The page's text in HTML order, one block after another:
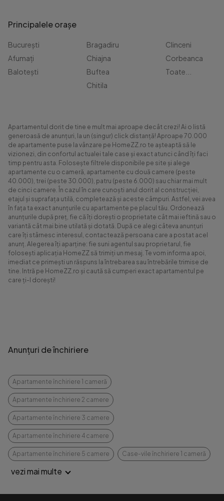
Principalele orașe
București
Afumați
Balotești
Bragadiru
Chiajna
Buftea
Chitila
Clinceni
Corbeanca
Toate...
Apartamentul dorit de tine e mult mai aproape decât crezi! Ai o listă
generoasă de anunțuri, la un (singur) click distanță! Aproape 70.000
de apartamente puse la vânzare pe HomeZZ.ro te așteaptă să le
vizionezi, din confortul actualei tale case și exact atunci când îți faci
timp pentru asta. Folosește filtrele disponibile pe site și alege
apartamente cu o cameră, apartamente cu două camere (peste
40.000), trei (peste 30.000), patru (peste 6.000) sau chiar mai mult
de cinci camere. În cazul în care cunoști anul dorit al construcției,
etajul și suprafața utilă, completează și aceste câmpuri. Astfel, vei avea
în fața ta exact anunțurile cu apartamente pe placul tău. Ordonează
anunțurile după preț, fie că îți dorești o proprietate cât mai ieftină sau o
variantă cât mai bine utilată și dotată. După ce alegi câteva anunțuri
care îți stârnesc interesul, contactează persoana care a postat acel
anunț. Alegerea îți aparține: fie suni agentul sau proprietarul, fie
folosești aplicația HomeZZ să trimiți un mesaj. Te vom informa apoi,
imediat ce primești un răspuns la întrebarea sau întrebările trimise de
tine. Intră pe HomeZZ.ro și caută să cumperi exact apartamentul pe
care ți-l dorești!
Anunțuri de închiriere
Apartamente închiriere 1 cameră
Apartamente închiriere 2 camere
Apartamente închiriere 3 camere
Apartamente închiriere 4 camere
Apartamente închiriere 5 camere Case-vile închiriere 1 cameră
vezi mai multe